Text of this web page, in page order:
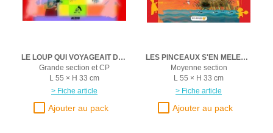
LE LOUP QUI VOYAGEAIT DANS LE TEMPS
Grande section et CP
L 55 × H 33 cm
> Fiche article
LES PINCEAUX S'EN MELENT-LES BETISES
Moyenne section
L 55 × H 33 cm
> Fiche article